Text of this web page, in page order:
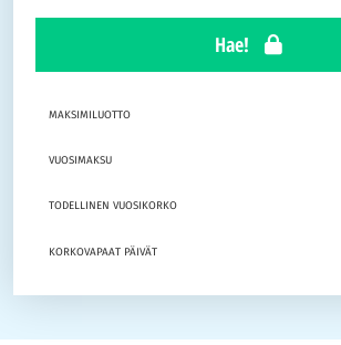
Hae!
MAKSIMILUOTTO
VUOSIMAKSU
TODELLINEN VUOSIKORKO
KORKOVAPAAT PÄIVÄT